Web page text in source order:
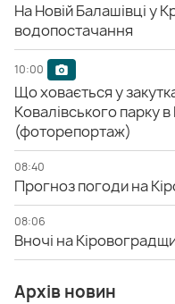
На Новій Балашівці у
водопостачання
10:00
Що ховається у
Ковалівського парку
(фоторепортаж)
08:40
Прогноз погоди на
08:06
Вночі на
Архів новин